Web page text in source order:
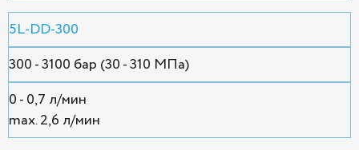
5L-DD-300
300 - 3100 бар (30 - 310 МПа)
0 - 0,7 л/мин
max. 2,6 л/мин